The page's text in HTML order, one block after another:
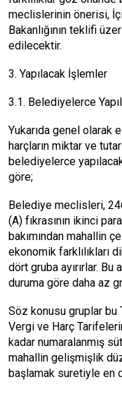
meclislerinin önerisi,
Bakanlığının teklifi
edilecektir.
3. Yapılacak İşlemler
3.1. Belediyelerce
Yukarıda genel olarak
harçların miktar ve
belediyelerce
göre;
Belediye meclisleri,
(A) fıkrasının ikinci
bakımından mahallin
ekonomik farklılıkları
dört gruba ayırırlar. Bu
duruma göre daha az
Söz konusu gruplar bu
Vergi ve Harç
kadar numaralanmış
mahallin gelişmişlik
başlamak suretiyle en